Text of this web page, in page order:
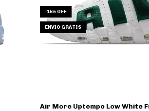
-15% OFF
ENVÍO GRATIS
Air More Uptempo Low White